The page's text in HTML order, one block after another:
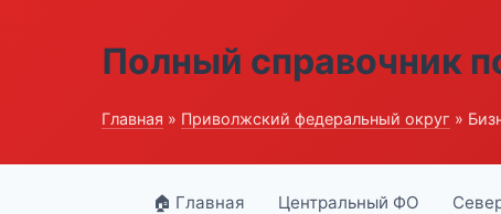
Полный справочник
Главная » Приволжский федеральный округ »
🏠 Главная Центральный ФО